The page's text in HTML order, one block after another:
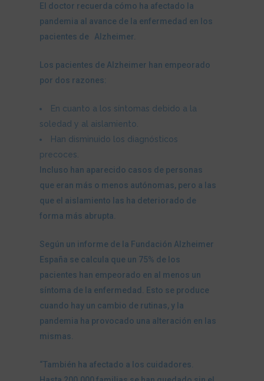
El doctor recuerda cómo ha afectado la
pandemia al avance de la enfermedad en los
pacientes de Alzheimer.
Los pacientes de Alzheimer han empeorado
por dos razones:
En cuanto a los síntomas debido a la
soledad y al aislamiento.
Han disminuido los diagnósticos
precoces.
Incluso han aparecido casos de personas
que eran más o menos autónomas, pero a las
que el aislamiento las ha deteriorado de
forma más abrupta.
Según un informe de la Fundación Alzheimer
España se calcula que un 75% de los
pacientes han empeorado en al menos un
síntoma de la enfermedad. Esto se produce
cuando hay un cambio de rutinas, y la
pandemia ha provocado una alteración en las
mismas.
“También ha afectado a los cuidadores.